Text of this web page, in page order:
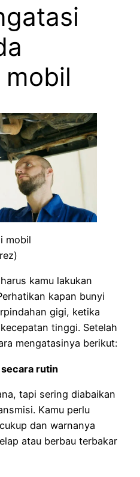
mobil
kamu lakukan
kapan bunyi
gigi, ketika
tinggi. Setelah
mengatasinya berikut:
rutin
tapi sering diabaikan
Kamu perlu
dan warnanya
atau berbau terbakar